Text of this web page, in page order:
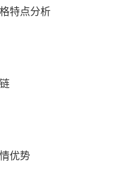
特点分析
优势